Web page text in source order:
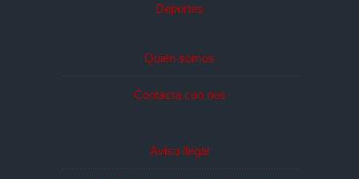
Deportes
Quién somos
Contacta con nos
Avisu llegal